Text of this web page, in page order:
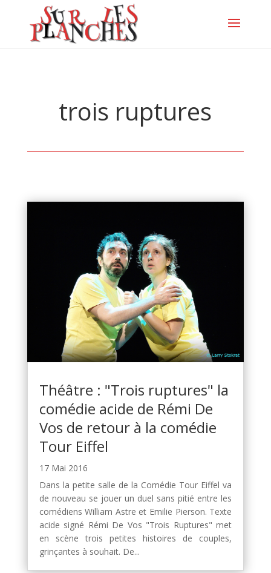
trois ruptures
Théâtre : "Trois ruptures" la
comédie acide de Rémi De
Vos de retour à la comédie
Tour Eiffel
17 Mai 2016
Dans la petite salle de la Comédie Tour Eiffel va
de nouveau se jouer un duel sans pitié entre les
comédiens William Astre et Emilie Pierson. Texte
acide signé Rémi De Vos "Trois Ruptures" met
en scène trois petites histoires de couples,
grinçantes à souhait. De...